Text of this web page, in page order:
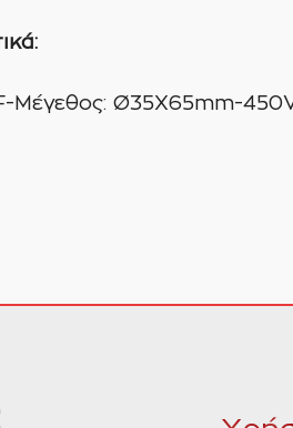
Μέγεθος: Ø35X65mm-